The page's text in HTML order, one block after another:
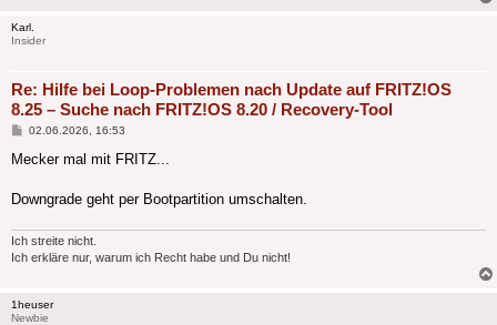
Karl.
Insider
Re: Hilfe bei Loop-Problemen nach Update auf FRITZ!OS
8.25 – Suche nach FRITZ!OS 8.20 / Recovery-Tool
Beitrag
02.06.2026, 16:53
Mecker mal mit FRITZ...
Downgrade geht per Bootpartition umschalten.
Ich streite nicht.
Ich erkläre nur, warum ich Recht habe und Du nicht!
1heuser
Newbie